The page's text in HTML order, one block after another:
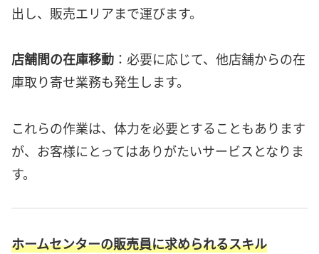
出し、販売エリアまで運びます。
店舗間の在庫移動 ：必要に応じて、他店舗からの在
庫取り寄せ業務も発生します。
これらの作業は、体力を必要とすることもあります
が、お客様にとってはありがたいサービスとなりま
す。
ホームセンターの販売員に求められるスキル